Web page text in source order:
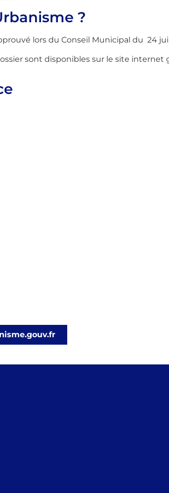
?
lors du Conseil Municipal du 24
sont disponibles sur le site internet